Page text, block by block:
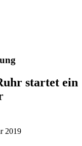
startet ein
2019